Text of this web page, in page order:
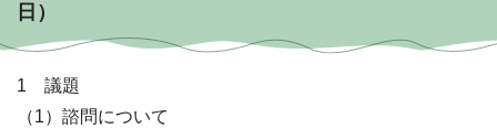
日）
1 議題
（1）諮問について